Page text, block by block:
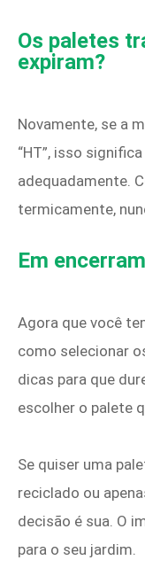
Os paletes
expiram?
Novamente, se a
“HT”, isso
adequadamente.
termicamente,
Em
Agora que você
como selecionar
dicas para que
escolher o palete
Se quiser uma
reciclado ou
decisão é sua. O
para o seu jardim.